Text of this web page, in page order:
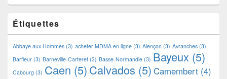
Étiquettes
Abbaye aux Hommes (3) acheter MDMA en ligne (3) Alençon (3) Avranches (3)
Barfleur (3) Barneville-Carteret (3) Basse-Normandie (3) Bayeux (5)
Cabourg (3) Caen (5)Calvados (5) Camembert (4)